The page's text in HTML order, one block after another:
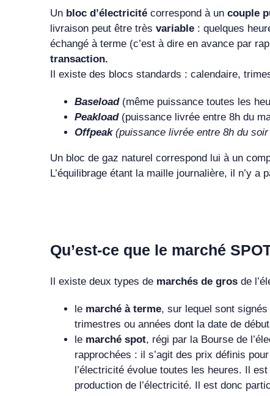
Un bloc d’électricité correspond à un couple
livraison peut être très variable : quelques
échangé à terme (c’est à dire en avance par
transaction.
Il existe des blocs standards : calendaire,
Baseload (même puissance toutes les
Peakload (puissance livrée entre 8h du
Offpeak (puissance livrée entre 8h du
Un bloc de gaz naturel correspond lui à un
L’équilibrage étant la maille journalière, il n’y
Qu’est-ce que le marché
Il existe deux types de marchés de gros de
le marché à terme, sur lequel sont
trimestres ou années dont la date de
le marché spot, régi par la Bourse de
rapprochées : il s’agit des prix définis
l’électricité évolue toutes les heures. Il
production de l’électricité. Il est donc